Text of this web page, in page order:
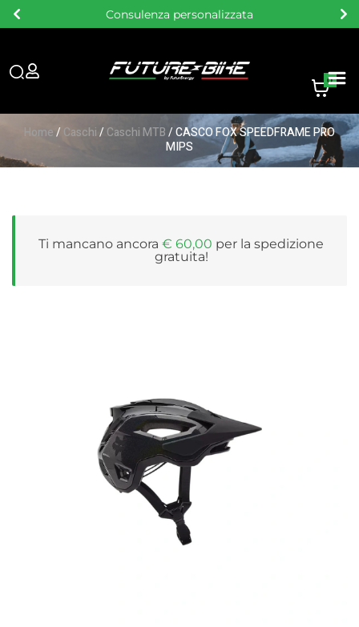
Consegna gratuita sopra i 60 €
0
Home/ Caschi/ Caschi MTB/ CASCO FOX SPEEDFRAME PRO
MIPS
Ti mancano ancora € 60,00 per la spedizione
gratuita!